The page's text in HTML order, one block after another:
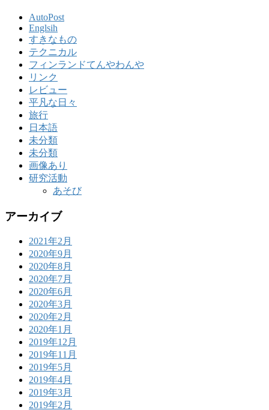
AutoPost
Englsih
すきなもの
テクニカル
フィンランドてんやわんや
リンク
レビュー
平凡な日々
旅行
日本語
未分類
未分類
画像あり
研究活動
あそび
アーカイブ
2021年2月
2020年9月
2020年8月
2020年7月
2020年6月
2020年3月
2020年2月
2020年1月
2019年12月
2019年11月
2019年5月
2019年4月
2019年3月
2019年2月